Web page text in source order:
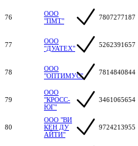
76
ООО
"ПМТ"
7807277187
77
ООО
"ДУАТЕХ"
5262391657
78
ООО
"ОПТИМУС"
7814840844
79
ООО
"КРОСС-
ЮГ"
3461065654
80
ООО "ВИ
КЕН ДУ
АЙТИ"
9724213955